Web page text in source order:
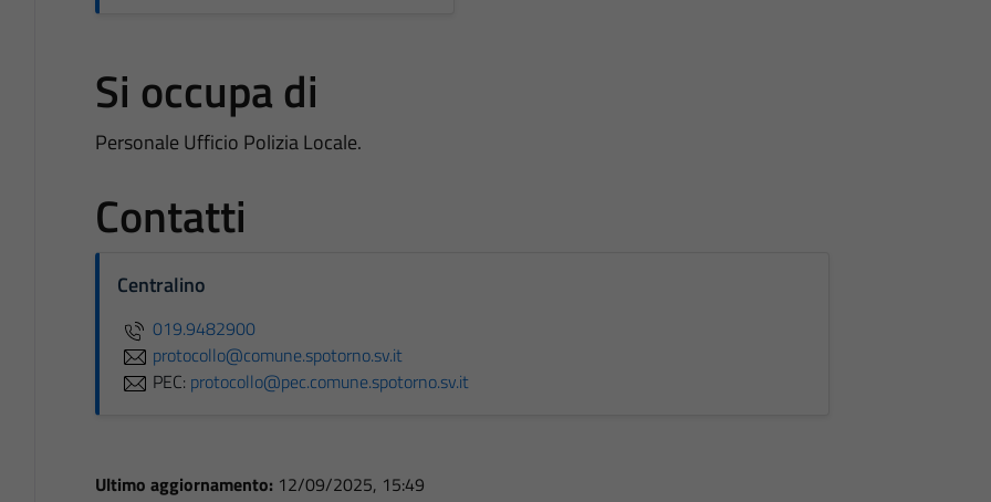
Si occupa di
Personale Ufficio Polizia Locale.
Contatti
Centralino
019.9482900
protocollo@comune.spotorno.sv.it
PEC: protocollo@pec.comune.spotorno.sv.it
Ultimo aggiornamento: 12/09/2025, 15:49